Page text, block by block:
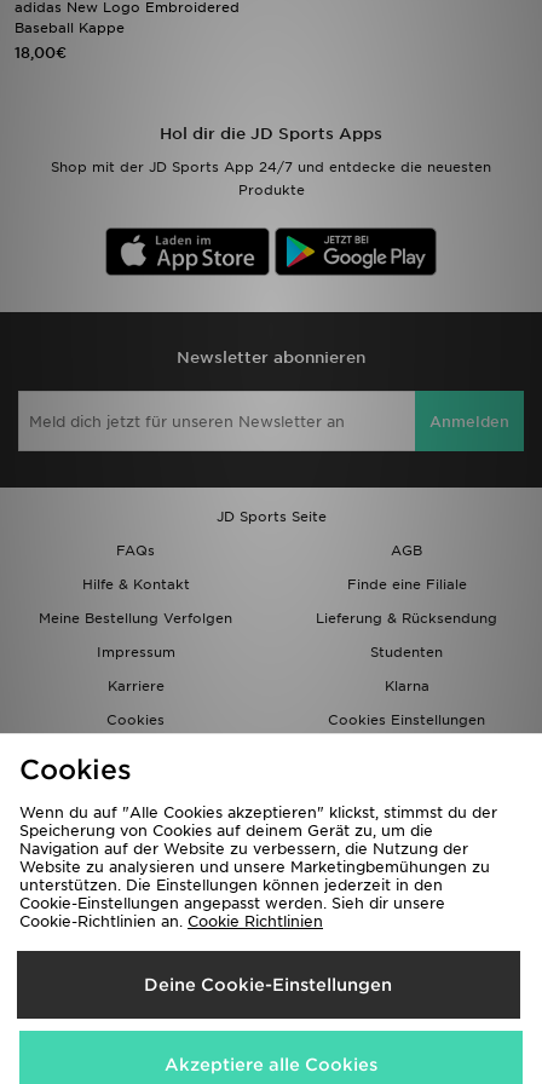
adidas New Logo Embroidered
Baseball Kappe
18,00€
Hol dir die JD Sports Apps
Shop mit der JD Sports App 24/7 und entdecke die neuesten
Produkte
Newsletter abonnieren
Anmelden
JD Sports Seite
FAQs
AGB
Hilfe & Kontakt
Finde eine Filiale
Meine Bestellung Verfolgen
Lieferung & Rücksendung
Impressum
Studenten
Karriere
Klarna
Cookies
Cookies Einstellungen
Lieferung Nach
Deutschland
Wir akzeptieren folgende Zahlungsmethoden
Filialfinder
Hilfe & Kontakt
Studenten
Cookies
Wenn du auf "Alle Cookies akzeptieren" klickst, stimmst du der
Speicherung von Cookies auf deinem Gerät zu, um die
Navigation auf der Website zu verbessern, die Nutzung der
Website zu analysieren und unsere Marketingbemühungen zu
unterstützen. Die Einstellungen können jederzeit in den
Cookie-Einstellungen angepasst werden. Sieh dir unsere
Cookie-Richtlinien an. Cookie Richtlinien
Deine Cookie-Einstellungen
Akzeptiere alle Cookies